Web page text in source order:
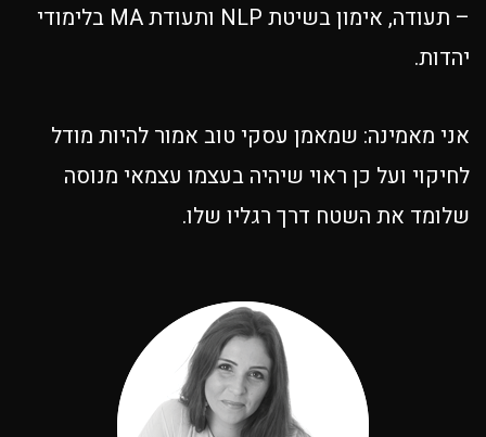
– תעודה, אימון בשיטת NLP ותעודת MA בלימודי
יהדות.
אני מאמינה: שמאמן עסקי טוב אמור להיות מודל
לחיקוי ועל כן ראוי שיהיה בעצמו עצמאי מנוסה
שלומד את השטח דרך רגליו שלו.